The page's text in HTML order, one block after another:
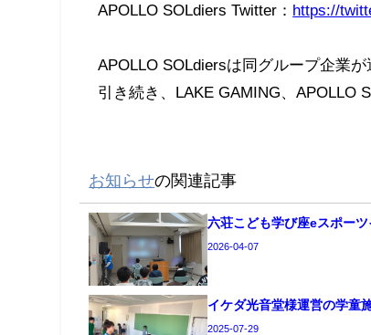
APOLLO SOLdiers Twitter： https://
APOLLO SOLdiersは同グループ企業
引き続き、LAKE GAMING、APOLLO
お知らせの関連記事
六荘こども学び座eスポー
2026-04-07
イケダ光音堂様運営の学童
2025-07-29